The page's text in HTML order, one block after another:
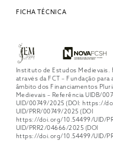
FICHA TÉCNICA
Instituto de Estudos Medievais.
através da FCT – Fundação para
âmbito dos Financiamentos
Medievais – Referência UIDB/
UID/00749/2025 (DOI: https://
UID/PRR/00749/2025 (DOI
https://doi.org/10.54499/UID/
UID/PRR2/04666/2025 (DOI
https://doi.org/10.54499/UID/